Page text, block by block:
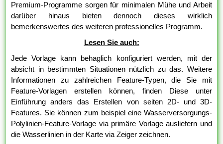
Premium-Programme sorgen für minimalen Mühe und Arbeit
darüber hinaus bieten dennoch dieses wirklich
bemerkenswertes des weiteren professionelles Programm.
Lesen Sie auch:
Jede Vorlage kann behaglich konfiguriert werden, mit der
absicht in bestimmten Situationen nützlich zu das. Weitere
Informationen zu zahlreichen Feature-Typen, die Sie mit
Feature-Vorlagen erstellen können, finden Diese unter
Einführung anders das Erstellen von seiten 2D- und 3D-
Features. Sie können zum beispiel eine Wasserversorgungs-
Polylinien-Feature-Vorlage via primäre Vorlage ausliefern und
die Wasserlinien in der Karte via Zeiger zeichnen.